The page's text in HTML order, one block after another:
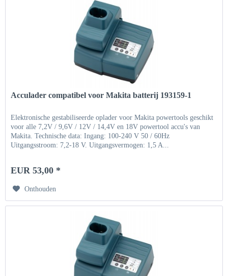
Acculader compatibel voor Makita batterij 193159-1
Elektronische gestabiliseerde oplader voor Makita powertools geschikt
voor alle 7,2V / 9,6V / 12V / 14,4V en 18V powertool accu's van
Makita. Technische data: Ingang: 100-240 V 50 / 60Hz
Uitgangsstroom: 7,2-18 V. Uitgangsvermogen: 1,5 A...
EUR 53,00 *
Onthouden